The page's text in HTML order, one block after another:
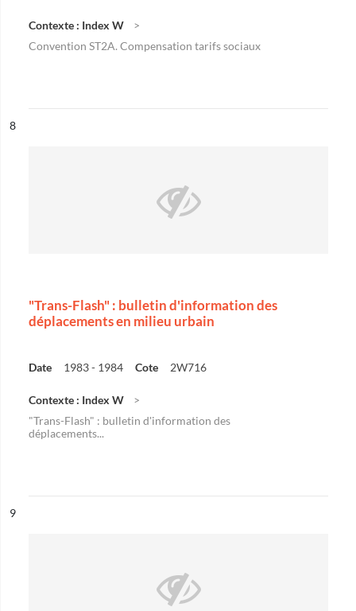
Contexte : Index W
Convention ST2A. Compensation tarifs sociaux
n°
8
"Trans-Flash" : bulletin d'information des
déplacements en milieu urbain
Date 1983 - 1984 Cote 2W716
Contexte : Index W
"Trans-Flash" : bulletin d'information des
déplacements...
n°
9